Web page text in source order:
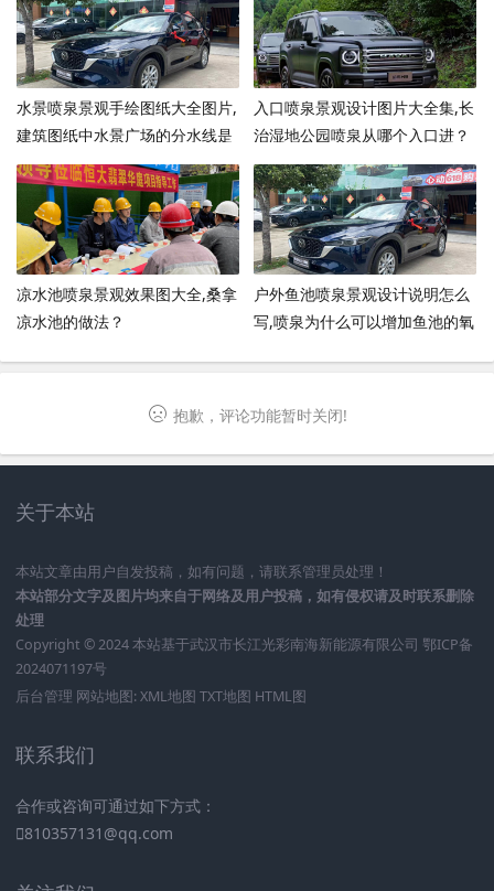
水景喷泉景观手绘图纸大全图片,
建筑图纸中水景广场的分水线是
什么意思？
入口喷泉景观设计图片大全集,长
治湿地公园喷泉从哪个入口进？
凉水池喷泉景观效果图大全,桑拿
凉水池的做法？
户外鱼池喷泉景观设计说明怎么
写,喷泉为什么可以增加鱼池的氧
抱歉，评论功能暂时关闭!
关于本站
本站文章由用户自发投稿，如有问题，请联系管理员处理！
本站部分文字及图片均来自于网络及用户投稿，如有侵权请及时联系删除
处理
Copyright © 2024 本站基于武汉市长江光彩南海新能源有限公司 鄂ICP备
2024071197号
后台管理 网站地图: XML地图 TXT地图 HTML图
联系我们
合作或咨询可通过如下方式：
810357131@qq.com